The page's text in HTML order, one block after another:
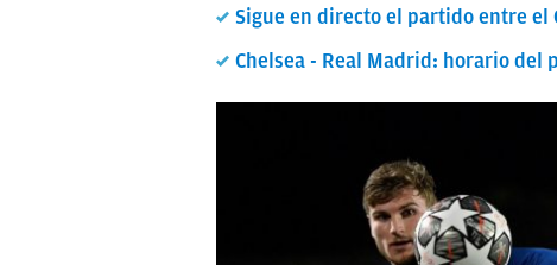
Sigue en directo el partido entre el
Chelsea - Real Madrid: horario del